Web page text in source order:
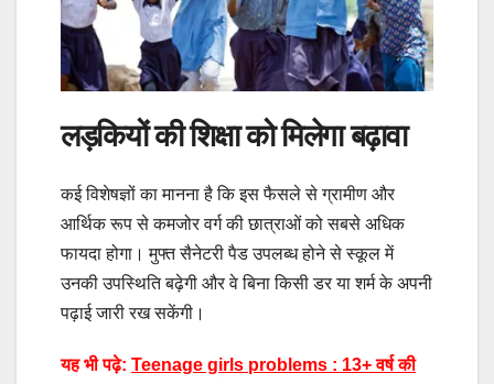
लड़कियों की शिक्षा को मिलेगा बढ़ावा
कई विशेषज्ञों का मानना है कि इस फैसले से ग्रामीण और
आर्थिक रूप से कमजोर वर्ग की छात्राओं को सबसे अधिक
फायदा होगा। मुफ्त सैनेटरी पैड उपलब्ध होने से स्कूल में
उनकी उपस्थिति बढ़ेगी और वे बिना किसी डर या शर्म के अपनी
पढ़ाई जारी रख सकेंगी।
यह भी पढ़े: Teenage girls problems : 13+ वर्ष की